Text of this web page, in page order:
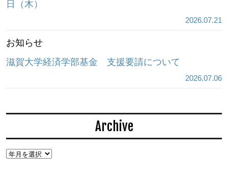
日（木）
2026.07.21
お知らせ
滋賀大学経済学部基金 支援要請について
2026.07.06
Archive